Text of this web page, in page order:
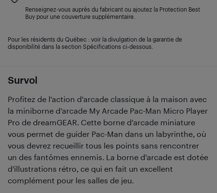
Survol
Profitez de l'action d'arcade classique à la maison avec
la miniborne d'arcade My Arcade Pac-Man Micro Player
Pro de dreamGEAR. Cette borne d'arcade miniature
vous permet de guider Pac-Man dans un labyrinthe, où
vous devrez recueillir tous les points sans rencontrer
un des fantômes ennemis. La borne d'arcade est dotée
d'illustrations rétro, ce qui en fait un excellent
complément pour les salles de jeu.
Renseignez-vous auprès du fabricant ou ajoutez la Protection Best
Buy pour une couverture supplémentaire.
Pour les résidents du Québec : voir la divulgation de la garantie de
disponibilité dans la section Spécifications ci-dessous.